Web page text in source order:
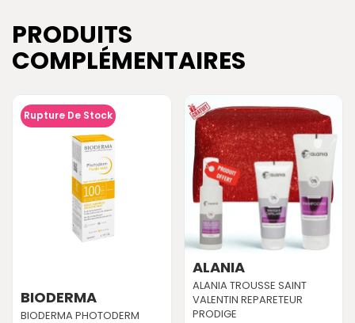
PRODUITS
COMPLÉMENTAIRES
Rupture De Stock
BIODERMA
BIODERMA PHOTODERM
ALANIA
ALANIA TROUSSE SAINT
VALENTIN REPARETEUR
PRODIGE